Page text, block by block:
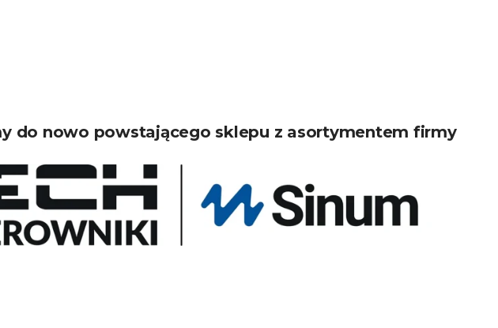
do nowo powstającego sklepu z asortymentem firmy